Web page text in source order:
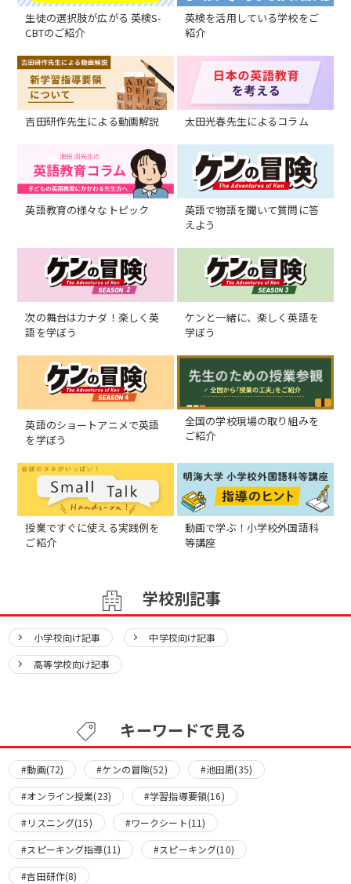
生徒の選択肢が広がる 英検S-
CBTのご紹介
英検を活用している学校をご
紹介
吉田研作先生による動画解説 太田光春先生によるコラム
英語教育の様々なトピック
英語で物語を聞いて質問に答
えよう
次の舞台はカナダ！楽しく英
語を学ぼう
ケンと一緒に、楽しく英語を
学ぼう
英語のショートアニメで英語
を学ぼう
全国の学校現場の取り組みを
ご紹介
授業ですぐに使える実践例を
ご紹介
動画で学ぶ！小学校外国語科
等講座
学校別記事
小学校向け記事
中学校向け記事
高等学校向け記事
キーワードで見る
#動画(72) #ケンの冒険(52)
#池田周(35)
#オンライン授業(23)
#学習指導要領(16)
#リスニング(15)
#ワークシート(11)
#スピーキング指導(11)
#スピーキング(10)
#吉田研作(8)